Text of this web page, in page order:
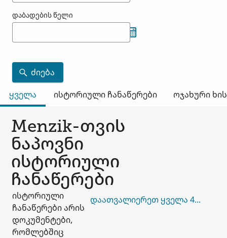
დაბადების წელი
ᲫᲘᲔᲑᲐ
ყველა
ისტორიული ჩანაწერები ოჯახური
Menzik-თვის
ნაპოვნი
ისტორიული
ჩანაწერები
ისტორიული
ჩანაწერები არის
დოკუმენტები,
რომლებშიც
ᲓᲐᲐᲗᲕᲐᲚᲘᲔᲠᲔᲗ ᲧᲕᲔᲚᲐ 42,014